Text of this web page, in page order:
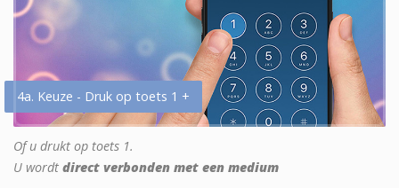
4a. Keuze - Druk op toets 1 +
Of u drukt op toets 1.
U wordt direct verbonden met een medium